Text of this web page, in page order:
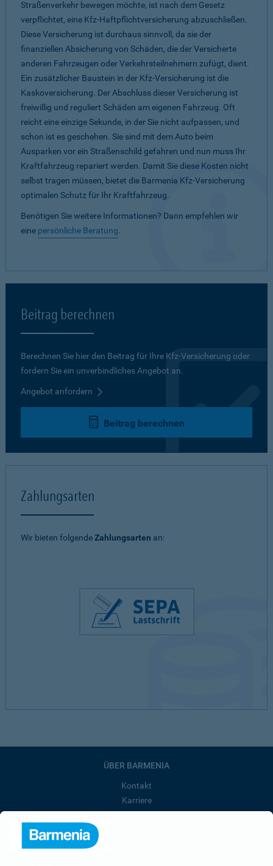
Straßenverkehr bewegen möchte, ist nach dem Gesetz
verpflichtet, eine Kfz-Haftpflichtversicherung abzuschließen.
Diese Versicherung ist durchaus sinnvoll, da sie der
finanziellen Absicherung von Schäden, die der Versicherte
anderen Fahrzeugen oder Verkehrsteilnehmern zufügt, dient.
Ein zusätzlicher Baustein in der Kfz-Versicherung ist die
Kaskoversicherung. Der Abschluss dieser Versicherung ist
freiwillig und reguliert Schäden am eigenen Fahrzeug. Oft
reicht eine einzige Sekunde, in der Sie nicht aufpassen, und
schon ist es geschehen. Sie sind mit dem Auto beim
Ausparken vor ein Straßenschild gefahren und nun muss Ihr
Kraftfahrzeug repariert werden. Damit Sie diese Kosten nicht
selbst tragen müssen, bietet die Barmenia Kfz-Versicherung
optimalen Schutz für Ihr Kraftfahrzeug.
Benötigen Sie weitere Informationen? Dann empfehlen wir
eine persönliche Beratung.
Beitrag berechnen
Berechnen Sie hier den Beitrag für Ihre Kfz-Versicherung oder
fordern Sie ein unverbindliches Angebot an.
Angebot anfordern
Beitrag berechnen
Zahlungsarten
Wir bieten folgendeZahlungsarten an:
ÜBER BARMENIA
Kontakt
Karriere